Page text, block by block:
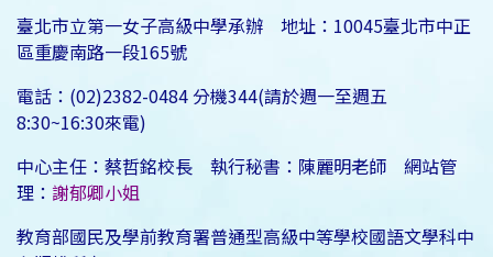
臺北市立第一女子高級中學承辦 地址：10045臺北市中正
區重慶南路一段165號
電話：(02)2382-0484 分機344(請於週一至週五
8:30~16:30來電)
中心主任：蔡哲銘校長 執行秘書：陳麗明老師 網站管
理： 謝郁卿小姐
教育部國民及學前教育署普通型高級中等學校國語文學科中